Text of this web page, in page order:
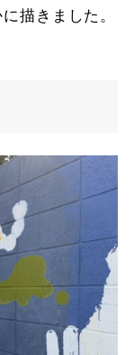
描きました。